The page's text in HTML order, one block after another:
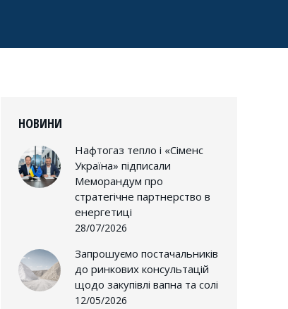
НОВИНИ
Нафтогаз тепло і «Сіменс
Україна» підписали
Меморандум про
стратегічне партнерство в
енергетиці
28/07/2026
Запрошуємо постачальників
до ринкових консультацій
щодо закупівлі вапна та солі
12/05/2026